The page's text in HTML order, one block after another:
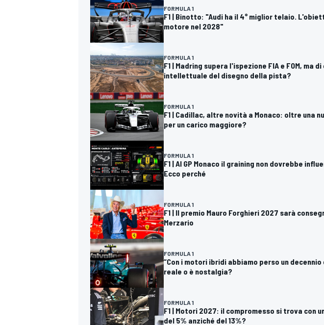
RALLY
FORMULA 1
F1 | Binotto: "Audi ha il 4° miglior telaio.
motore nel 2028"
FORMULA 1
F1 | Madring supera l'ispezione FIA e FOM, ma
intellettuale del disegno della pista?
FORMULA 1
F1 | Cadillac, altre novità a Monaco: oltre una
per un carico maggiore?
FORMULA 1
F1 | Al GP Monaco il graining non dovrebbe
Ecco perché
FORMULA 1
F1 | Il premio Mauro Forghieri 2027 sarà
Merzario
FORMULA 1
“Con i motori ibridi abbiamo perso un decennio
reale o è nostalgia?
FORMULA 1
F1 | Motori 2027: il compromesso si trova con
del 5% anziché del 13%?